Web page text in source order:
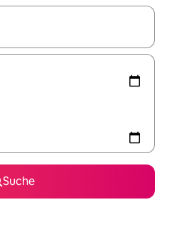
sind, navigiere mit den
Suche